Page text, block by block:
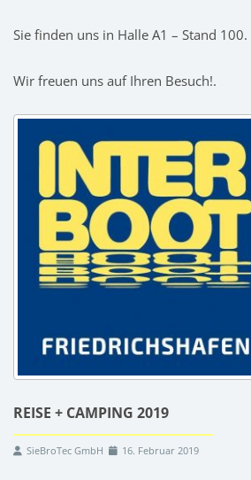
Sie finden uns in Halle A1 – Stand 100.
Wir freuen uns auf Ihren Besuch!.
REISE + CAMPING 2019
SieBroTec GmbH 16. Februar 2019